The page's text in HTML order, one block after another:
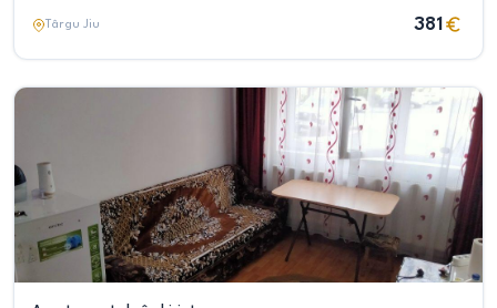
Târgu Jiu 381